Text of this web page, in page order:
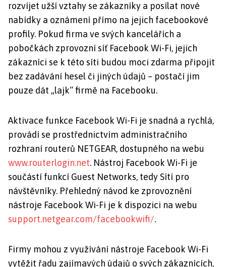
rozvíjet užší vztahy se zákazníky a posílat nové
nabídky a oznámení přímo na jejich facebookové
profily. Pokud firma ve svých kancelářích a
pobočkách zprovozní síť Facebook Wi-Fi, jejich
zákazníci se k této síti budou moci zdarma připojit
bez zadávání hesel či jiných údajů – postačí jim
pouze dát „lajk“ firmě na Facebooku.
Aktivace funkce Facebook Wi-Fi je snadná a rychlá,
provádí se prostřednictvím administračního
rozhraní routerů NETGEAR, dostupného na webu
www.routerlogin.net. Nástroj Facebook Wi-Fi je
součástí funkcí Guest Networks, tedy Sítí pro
návštěvníky. Přehledný návod ke zprovoznění
nástroje Facebook Wi-Fi je k dispozici na webu
support.netgear.com/facebookwifi/.
Firmy mohou z využívání nástroje Facebook Wi-Fi
vytěžit řadu zajímavých údajů o svých zákaznících,